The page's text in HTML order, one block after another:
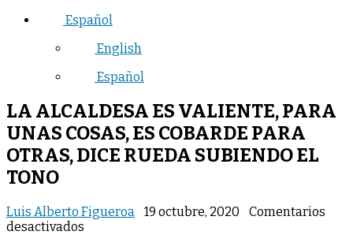
Español
English
Español
LA ALCALDESA ES VALIENTE, PARA
UNAS COSAS, ES COBARDE PARA
OTRAS, DICE RUEDA SUBIENDO EL
TONO
Luis Alberto Figueroa 19 octubre, 2020
Comentarios
desactivados